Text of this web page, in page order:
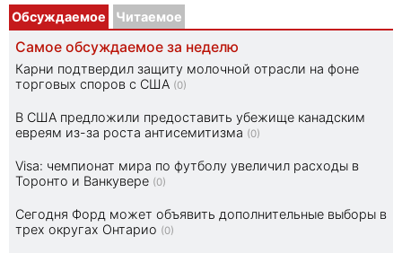
Обсуждаемое Читаемое
Самое обсуждаемое за неделю
Карни подтвердил защиту молочной отрасли на фоне
торговых споров с США (0)
В США предложили предоставить убежище канадским
евреям из-за роста антисемитизма (0)
Visa: чемпионат мира по футболу увеличил расходы в
Торонто и Ванкувере (0)
Сегодня Форд может объявить дополнительные выборы в
трех округах Онтарио (0)